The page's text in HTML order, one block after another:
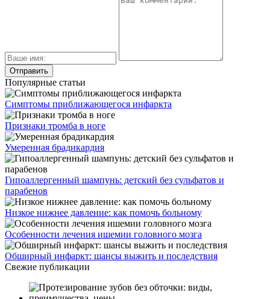
Популярные статьи
Симптомы приближающегося инфаркта
Признаки тромба в ноге
Умеренная брадикардия
Гипоаллергенный шампунь: детский без сульфатов и
парабенов
Низкое нижнее давление: как помочь больному
Особенности лечения ишемии головного мозга
Обширный инфаркт: шансы выжить и последствия
Свежие публикации